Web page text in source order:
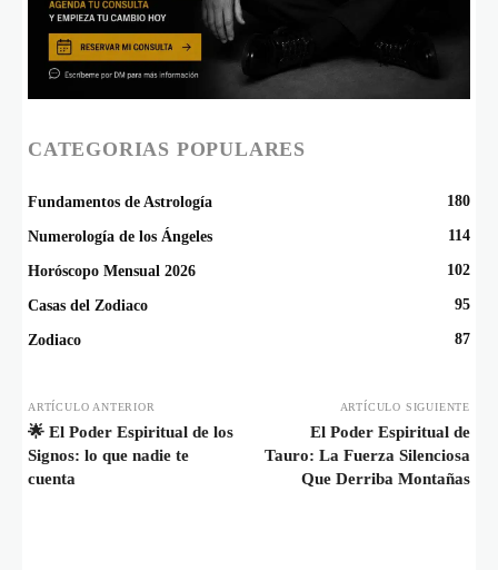
CATEGORIAS POPULARES
Fundamentos de Astrología 180
Numerología de los Ángeles 114
Horóscopo Mensual 2026 102
Casas del Zodiaco 95
Zodiaco 87
ARTÍCULO ANTERIOR
🌟 El Poder Espiritual de los
Signos: lo que nadie te
cuenta
ARTÍCULO SIGUIENTE
El Poder Espiritual de
Tauro: La Fuerza Silenciosa
Que Derriba Montañas